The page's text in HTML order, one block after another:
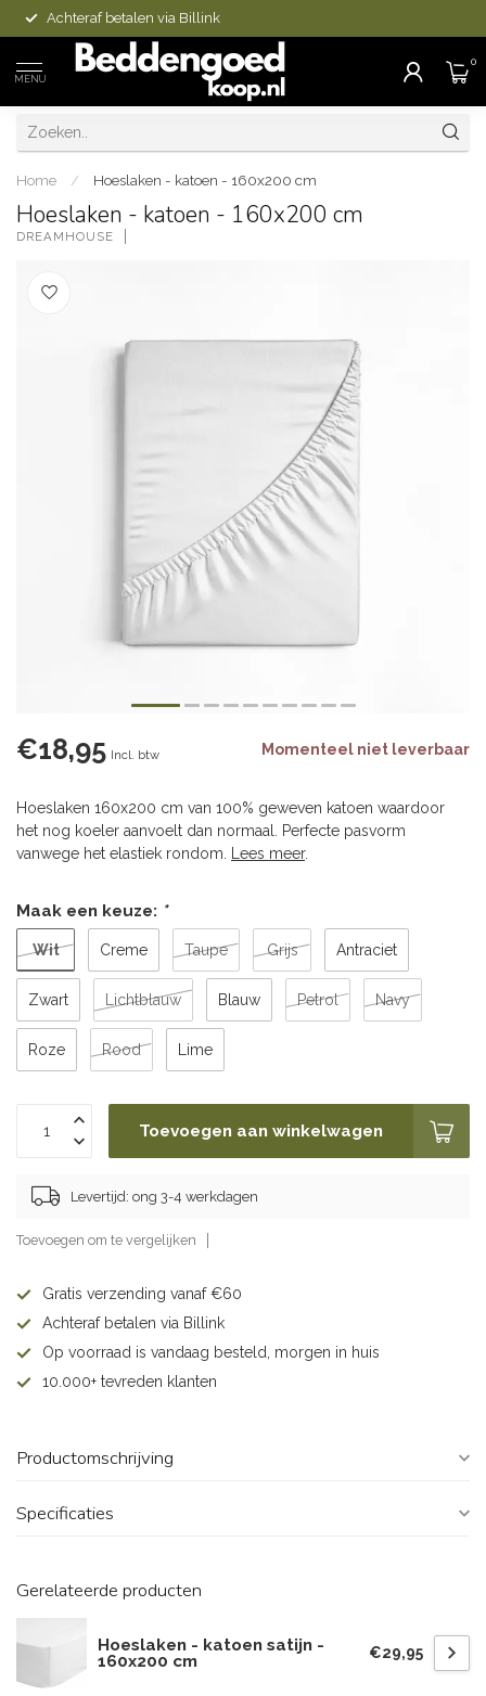
Achteraf betalen via Billink
MENU
0
Home / Hoeslaken - katoen - 160x200 cm
Hoeslaken - katoen - 160x200 cm
DREAMHOUSE
€18,95 Incl. btw Momenteel niet leverbaar
Hoeslaken 160x200 cm van 100% geweven katoen waardoor
het nog koeler aanvoelt dan normaal. Perfecte pasvorm
vanwege het elastiek rondom.
Lees meer.
Maak een keuze: *
Wit Creme Taupe Grijs Antraciet
Zwart Lichtblauw Blauw Petrol Navy
Roze Rood Lime
Toevoegen aan winkelwagen
Levertijd: ong 3-4 werkdagen
Toevoegen om te vergelijken
Gratis verzending vanaf €60
Achteraf betalen via Billink
Op voorraad is vandaag besteld, morgen in huis
10.000+ tevreden klanten
Productomschrijving
Specificaties
Gerelateerde producten
Hoeslaken - katoen satijn -
160x200 cm
€29,95